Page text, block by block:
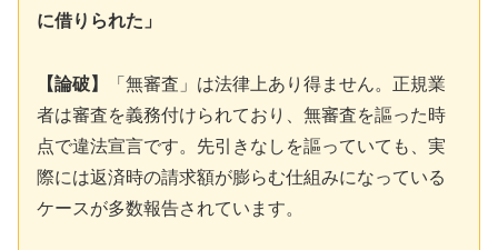
に借りられた」
【論破】
「無審査」は法律上あり得ません。正規業
者は審査を義務付けられており、無審査を謳った時
点で違法宣言です。先引きなしを謳っていても、実
際には返済時の請求額が膨らむ仕組みになっている
ケースが多数報告されています。